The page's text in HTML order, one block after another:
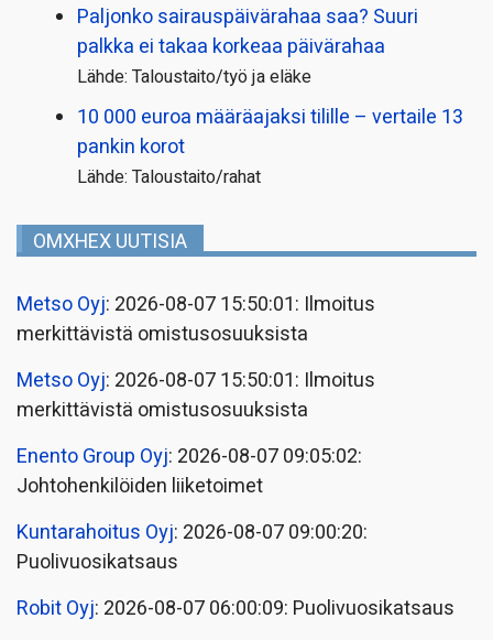
Paljonko sairauspäivä­rahaa saa? Suuri
palkka ei takaa korkeaa päivärahaa
Lähde: Taloustaito/työ ja eläke
10 000 euroa määräajaksi tilille – vertaile 13
pankin korot
Lähde: Taloustaito/rahat
OMXHEX UUTISIA
Metso Oyj: 2026-08-07 15:50:01: Ilmoitus
merkittävistä omistusosuuksista
Metso Oyj: 2026-08-07 15:50:01: Ilmoitus
merkittävistä omistusosuuksista
Enento Group Oyj: 2026-08-07 09:05:02:
Johtohenkilöiden liiketoimet
Kuntarahoitus Oyj: 2026-08-07 09:00:20:
Puolivuosikatsaus
Robit Oyj: 2026-08-07 06:00:09: Puolivuosikatsaus